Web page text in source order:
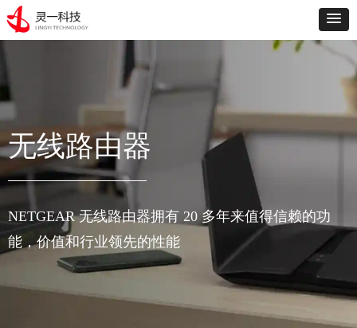
WiFi 6 AX11000 无线路由器
(RAX200) 2.5G端口
Nighthawk® 12数据流三频 WiFi 6 路由
器（高达 10.8Gbps ）
8 个高性能天线
千兆以太网端口 : 五 (5) 个 10/100/1000
Mbps 千兆以太网端口（1 个 WAN 和 4
2.5G以太网端口：1个 (自定义端口，可
配置为WAN或LAN)
下一页
无线路由器
NETGEAR 无线路由器拥有 20 多年来值得信赖的功
能，价值和行业领先的性能